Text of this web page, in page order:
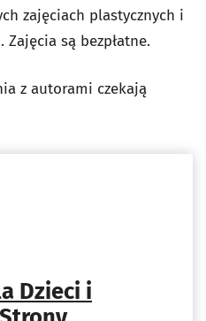
zajęciach plastycznych i
są bezpłatne.
z autorami czekają
Dzieci i